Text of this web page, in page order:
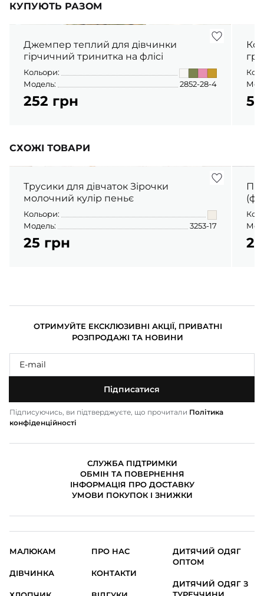
КУПУЮТЬ РАЗОМ
Джемпер теплий для дівчинки
гірчичний тринитка на флісі
Кольори:
Модель:
2852-28-4
252 грн
СХОЖІ ТОВАРИ
Трусики для дівчаток Зірочки
молочний кулір пеньє
Кольори:
Модель:
3253-17
25 грн
ОТРИМУЙТЕ ЕКСКЛЮЗИВНІ АКЦІЇ, ПРИВАТНІ
РОЗПРОДАЖІ ТА НОВИНИ
Підписатися
Підписуючись, ви підтверджуєте, що прочитали Політика
конфіденційності
СЛУЖБА ПІДТРИМКИ
ОБМІН ТА ПОВЕРНЕННЯ
ІНФОРМАЦІЯ ПРО ДОСТАВКУ
УМОВИ ПОКУПОК І ЗНИЖКИ
МАЛЮКАМ
ДІВЧИНКА
ПРО НАС
КОНТАКТИ
ДИТЯЧИЙ ОДЯГ
ОПТОМ
ДИТЯЧИЙ ОДЯГ З